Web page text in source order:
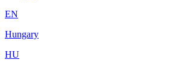
EN
Hungary
HU